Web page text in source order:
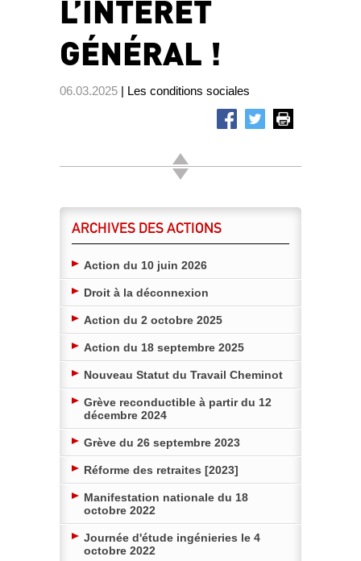
L’INTÉRÊT
GÉNÉRAL !
06.03.2025 | Les conditions sociales
ARCHIVES DES ACTIONS
Action du 10 juin 2026
Droit à la déconnexion
Action du 2 octobre 2025
Action du 18 septembre 2025
Nouveau Statut du Travail Cheminot
Grève reconductible à partir du 12
décembre 2024
Grève du 26 septembre 2023
Réforme des retraites [2023]
Manifestation nationale du 18
octobre 2022
Journée d'étude ingénieries le 4
octobre 2022